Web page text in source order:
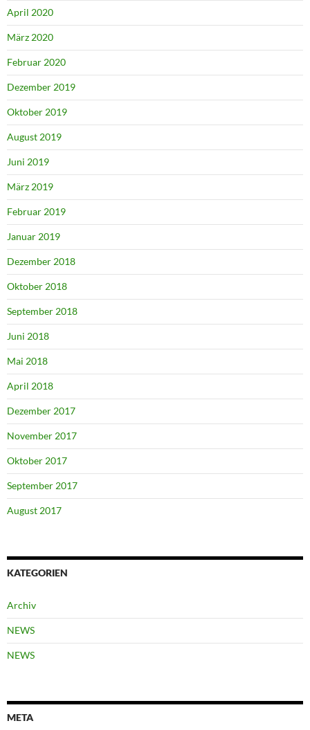
April 2020
März 2020
Februar 2020
Dezember 2019
Oktober 2019
August 2019
Juni 2019
März 2019
Februar 2019
Januar 2019
Dezember 2018
Oktober 2018
September 2018
Juni 2018
Mai 2018
April 2018
Dezember 2017
November 2017
Oktober 2017
September 2017
August 2017
KATEGORIEN
Archiv
NEWS
NEWS
META